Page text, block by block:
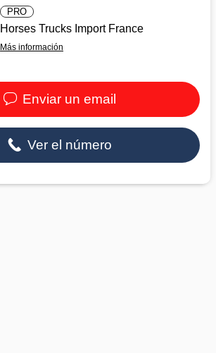
PRO
Horses Trucks Import France
Más información
Enviar un email
Ver el número